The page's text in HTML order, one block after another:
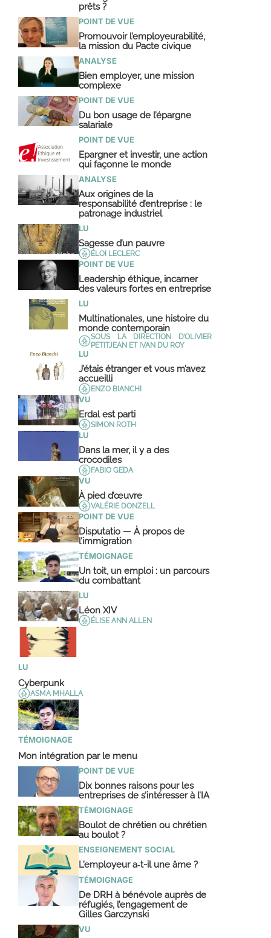
prêts ?
POINT DE VUE
Promouvoir l’employeurabilité,
la mission du Pacte civique
ANALYSE
Bien employer, une mission
complexe
POINT DE VUE
Du bon usage de l’épargne
salariale
POINT DE VUE
Epargner et investir, une action
qui façonne le monde
ANALYSE
Aux origines de la
responsabilité d’entreprise : le
patronage industriel
LU
Sagesse d’un pauvre
ÉLOI LECLERC
POINT DE VUE
Leadership éthique, incarner
des valeurs fortes en entreprise
LU
Multinationales, une histoire du
monde contemporain
SOUS LA DIRECTION D’OLIVIER
PETITJEAN ET IVAN DU ROY
LU
J’étais étranger et vous m’avez
accueilli
ENZO BIANCHI
VU
Erdal est parti
SIMON ROTH
LU
Dans la mer, il y a des
crocodiles
FABIO GEDA
VU
À pied d’œuvre
VALÉRIE DONZELL
POINT DE VUE
Disputatio — À propos de
l’immigration
TÉMOIGNAGE
Un toit, un emploi : un parcours
du combattant
LU
Léon XIV
ÉLISE ANN ALLEN
LU
Cyberpunk
ASMA MHALLA
TÉMOIGNAGE
Mon intégration par le menu
POINT DE VUE
Dix bonnes raisons pour les
entreprises de s’intéresser à l’IA
TÉMOIGNAGE
Boulot de chrétien ou chrétien
au boulot ?
ENSEIGNEMENT SOCIAL
L’employeur a‑t-il une âme ?
TÉMOIGNAGE
De DRH à bénévole auprès de
réfugiés, l’engagement de
Gilles Garczynski
VU